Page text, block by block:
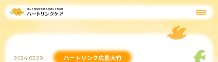
2024.05.29 ハートリンク広島大竹